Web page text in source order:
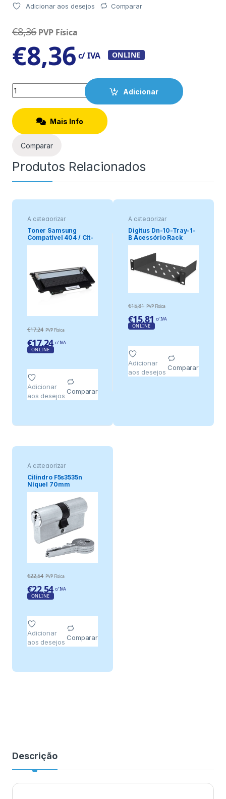
Adicionar aos desejos Comparar
€8,36 PVP Física
€8,36 c/ IVA ONLINE
Quantity
Adicionar
Mais Info
Comparar
Produtos Relacionados
A categorizar
Toner Samsung
Compatível 404 / Clt-
K404s / K404 P.
€17,24 PVP Física
€17,24 c/ IVA
ONLINE
Adicionar
aos desejos
Comparar
A categorizar
Digitus Dn-10-Tray-1-
B Acessório Rack
Prateleira
€15,81 PVP Física
€15,81 c/ IVA
ONLINE
Adicionar
aos desejos
Comparar
A categorizar
Cilindro F5s3535n
Níquel 70mm
(35+35mm) Cam
€22,54 PVP Física
€22,54 c/ IVA
ONLINE
Adicionar
aos desejos
Comparar
Descrição